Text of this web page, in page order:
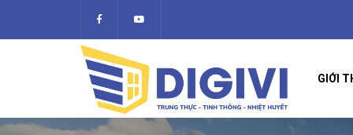
GIỚI